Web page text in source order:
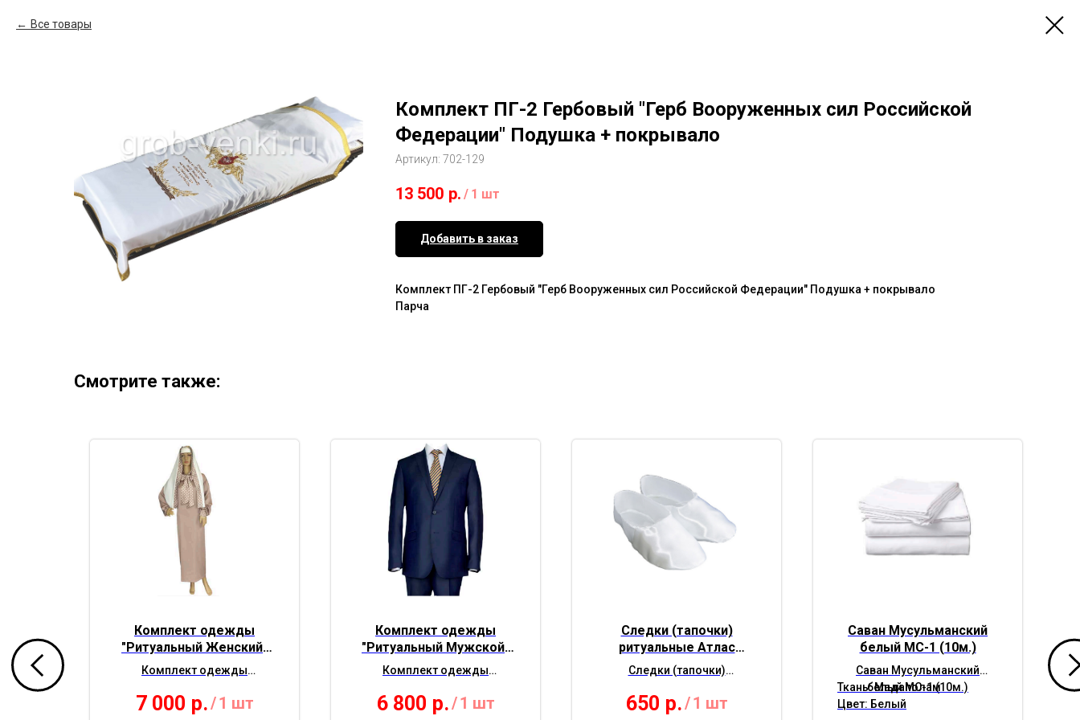
Все товары
Комплект ПГ-2 Гербовый "Герб Вооруженных сил Российской
Федерации" Подушка + покрывало
Артикул: 702-129
13 500 р. / 1 шт
Добавить в заказ
Комплект ПГ-2 Гербовый "Герб Вооруженных сил Российской Федерации" Подушка + покрывало
Парча
Смотрите также:
Элит
Комплект одежды
"Ритуальный Женский"
Элит № 4 (48-72 размер)
Комплект одежды
№ 4 (48-72 размер)
7 000 р./1 шт
Комплект одежды
"Ритуальный Мужской"
Парламент. Синий с
подкладом
Комплект одежды
Парламент. Синий с
6 800 р./1 шт
Следки (тапочки)
ритуальные Атлас
белые. (36-45 размер)
Следки (тапочки)
(36-45 размер)
650 р./1 шт
Саван Мусульманский
белый МС-1 (10м.)
Саван Мусульманский
белый МС-1 (10м.)
Ткань: Мадаполам
Цвет: Белый